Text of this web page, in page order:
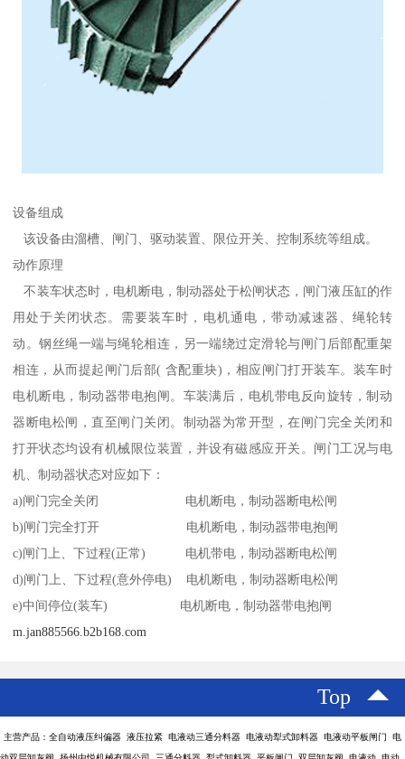
设备组成
该设备由溜槽、闸门、驱动装置、限位开关、控制系统等组成。
动作原理
不装车状态时，电机断电，制动器处于松闸状态，闸门液压缸的作
用处于关闭状态。需要装车时，电机通电，带动减速器、绳轮转
动。钢丝绳一端与绳轮相连，另一端绕过定滑轮与闸门后部配重架
相连，从而提起闸门后部( 含配重块)，相应闸门打开装车。装车时
电机断电，制动器带电抱闸。车装满后，电机带电反向旋转，制动
器断电松闸，直至闸门关闭。制动器为常开型，在闸门完全关闭和
打开状态均设有机械限位装置，并设有磁感应开关。闸门工况与电
机、制动器状态对应如下：
a)闸门完全关闭 电机断电，制动器断电松闸
b)闸门完全打开 电机断电，制动器带电抱闸
c)闸门上、下过程(正常) 电机带电，制动器断电松闸
d)闸门上、下过程(意外停电) 电机断电，制动器断电松闸
e)中间停位(装车) 电机断电，制动器带电抱闸
m.jan885566.b2b168.com
Top
主营产品：全自动液压纠偏器 液压拉紧 电液动三通分料器 电液动犁式卸料器 电液动平板闸门 电